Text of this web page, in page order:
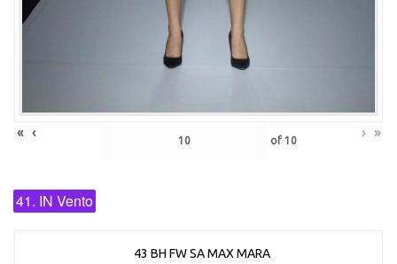
« ‹ of 10 › »
41. IN Vento
43 BH FW SA MAX MARA